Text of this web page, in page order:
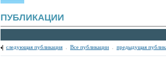
ПУБЛИКАЦИИ
следующая публикация Все публикации предыдущая